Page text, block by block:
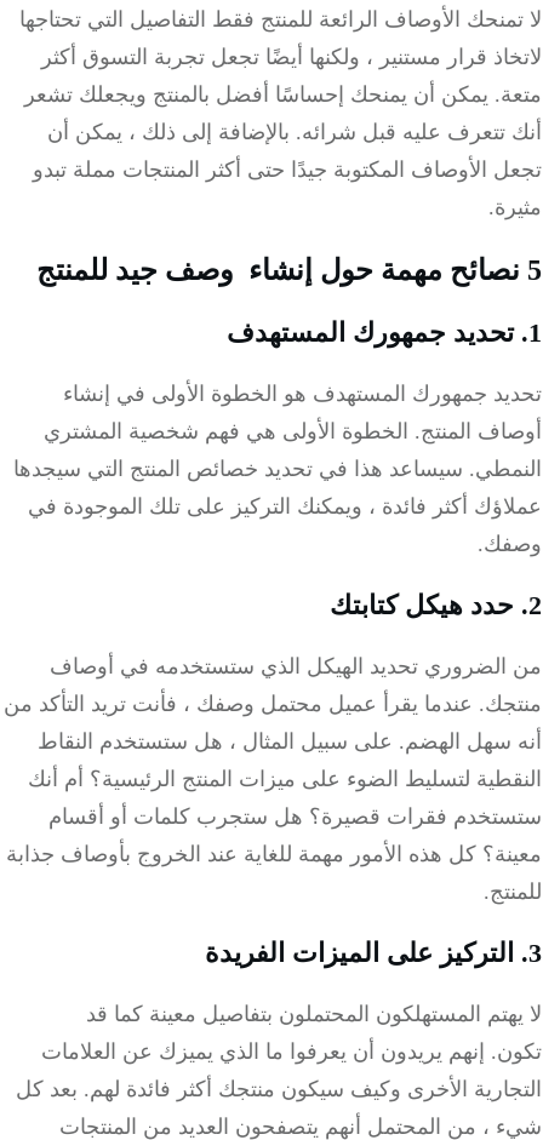
الأوصاف الرائعة للمنتج فقط التفاصيل التي تحتاجها
قرار مستنير ، ولكنها أيضًا تجعل تجربة التسوق أكثر
يمكن أن يمنحك إحساسًا أفضل بالمنتج ويجعلك تشعر
تتعرف عليه قبل شرائه. بالإضافة إلى ذلك ، يمكن أن
الأوصاف المكتوبة جيدًا حتى أكثر المنتجات مملة تبدو
وصف جيد للمنتج
جمهورك المستهدف هو الخطوة الأولى في إنشاء
المنتج. الخطوة الأولى هي فهم شخصية المشتري
سيساعد هذا في تحديد خصائص المنتج التي سيجدها
أكثر فائدة ، ويمكنك التركيز على تلك الموجودة في
تحديد الهيكل الذي ستستخدمه في أوصاف
عندما يقرأ عميل محتمل وصفك ، فأنت تريد التأكد من
سهل الهضم. على سبيل المثال ، هل ستستخدم النقاط
لتسليط الضوء على ميزات المنتج الرئيسية؟ أم أنك
فقرات قصيرة؟ هل ستجرب كلمات أو أقسام
كل هذه الأمور مهمة للغاية عند الخروج بأوصاف جذابة
المستهلكون المحتملون بتفاصيل معينة كما قد
إنهم يريدون أن يعرفوا ما الذي يميزك عن العلامات
الأخرى وكيف سيكون منتجك أكثر فائدة لهم. بعد كل
، من المحتمل أنهم يتصفحون العديد من المنتجات